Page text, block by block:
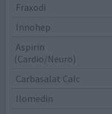
Fraxodi
Innohep
Aspirin
(Cardio/Neuro)
Carbasalat Calc
Ilomedin